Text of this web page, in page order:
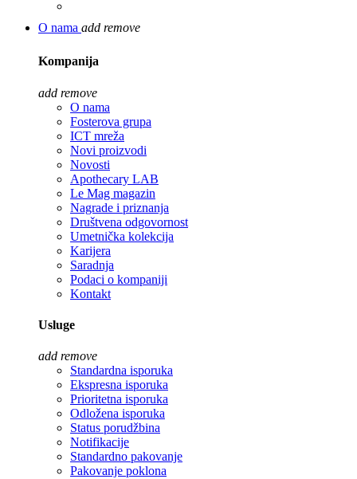
O nama add remove
Kompanija
add remove
O nama
Fosterova grupa
ICT mreža
Novi proizvodi
Novosti
Apothecary LAB
Le Mag magazin
Nagrade i priznanja
Društvena odgovornost
Umetnička kolekcija
Karijera
Saradnja
Podaci o kompaniji
Kontakt
Usluge
add remove
Standardna isporuka
Ekspresna isporuka
Prioritetna isporuka
Odložena isporuka
Status porudžbina
Notifikacije
Standardno pakovanje
Pakovanje poklona